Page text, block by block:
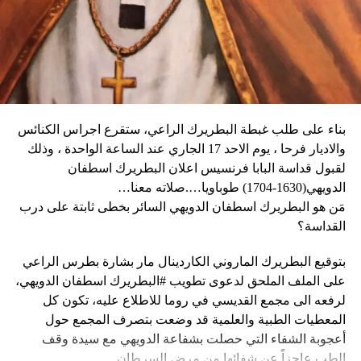
كثيراً».
وكان شي قد كرّر الإثنين رغبته في العمل بهدف التوصل إلى حلّ
سياسي للحرب في أوكرانيا. وأيّد «هدنة أولمبية» دعا إليها
ماكرون لمناسبة أولمبياد باريس هذا الصيف.
نداء الوطن
الثلاثاء، كما أبلغ عن أعمال نهب في بعض الأحياء.
وقال دارين: “المواطنون في حالة رعب، على الرغم من أن
زعيم العصابة جيمي شيريزير دعا المواطنين إلى عدم الخوف
عندما رأوا عصابته تحمل أسلحة، وقال إنهم يريدون فقط الإطاحة
وحاولت مجموعة من أفراد العصابات المدججين بالسلاح، يوم
الإثنين، السيطرة على مطار توسان لوفرتور الدولي، الأكبر في
البلاد، وتبادلوا إطلاق النار مع الشرطة والجنود، مما أدى إلى
إلغاء جميع الرحلات الداخلية والدولية.
ألف شخص من منازلهم منذ عطلة نهاية الأسبوع بسبب أعمال
العنف.
وقال رجل من هايتي يدعى نيكولا لوكالة رويترز للأنباء: “أجبرتنا
بناء على طلب غبطة البطريرك الراعي، ستقرع اجراس الكنائس
والاديار فرحا ، يوم الاحد 17 الجاري عند الساعة الواحدة ، وذلك
لقبول قداسة البابا فرنسيس اعلان البطريرك اسطفان
الدويهي(1630-1704) طوباويا….صلاته معنا…
مَن هو البطريرك اسطفان الدويهي السائر بخطى ثابتة على درب
القداسة؟
بتوقيع البطريرك الماروني الكاردينال مار بشارة بطرس الراعي
على الملف الملحق لدعوى تطويب #البطريرك اسطفان الدويهي،
لرفعه الى مجمع القديسي في روما للاطلاع عليه، تكون كل
المعطيات الطبية والعلمية قد وضعت بتصرف المجمع حول
أعجوبة الشفاء التي حصلت بشفاعة الدويهي مع سيدة وقف